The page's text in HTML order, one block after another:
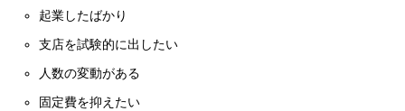
起業したばかり
支店を試験的に出したい
人数の変動がある
固定費を抑えたい